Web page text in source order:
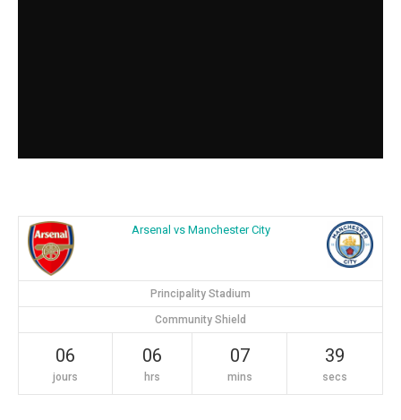
Arsenal vs Manchester City
Principality Stadium
Community Shield
06
jours
06
hrs
07
mins
39
secs